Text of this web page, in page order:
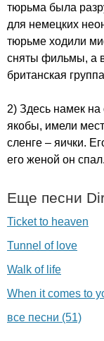
тюрьма была
для немецких
тюрьме ходили
сняты фильмы, а
британская
2) Здесь намек
якобы, имели
сленге – яички.
его женой он спал.
Еще песни
Ticket to heaven
Tunnel of love
Walk of life
When it comes to
все песни (51)